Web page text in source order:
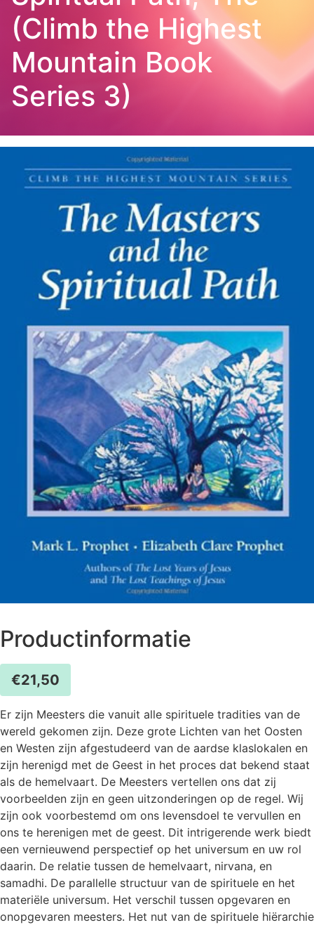
(Climb the Highest
Mountain Book
Series 3)
Productinformatie
€21,50
Er zijn Meesters die vanuit alle spirituele tradities van de
wereld gekomen zijn. Deze grote Lichten van het Oosten
en Westen zijn afgestudeerd van de aardse klaslokalen en
zijn herenigd met de Geest in het proces dat bekend staat
als de hemelvaart. De Meesters vertellen ons dat zij
voorbeelden zijn en geen uitzonderingen op de regel. Wij
zijn ook voorbestemd om ons levensdoel te vervullen en
ons te herenigen met de geest. Dit intrigerende werk biedt
een vernieuwend perspectief op het universum en uw rol
daarin. De relatie tussen de hemelvaart, nirvana, en
samadhi. De parallelle structuur van de spirituele en het
materiële universum. Het verschil tussen opgevaren en
onopgevaren meesters. Het nut van de spirituele hiërarchie